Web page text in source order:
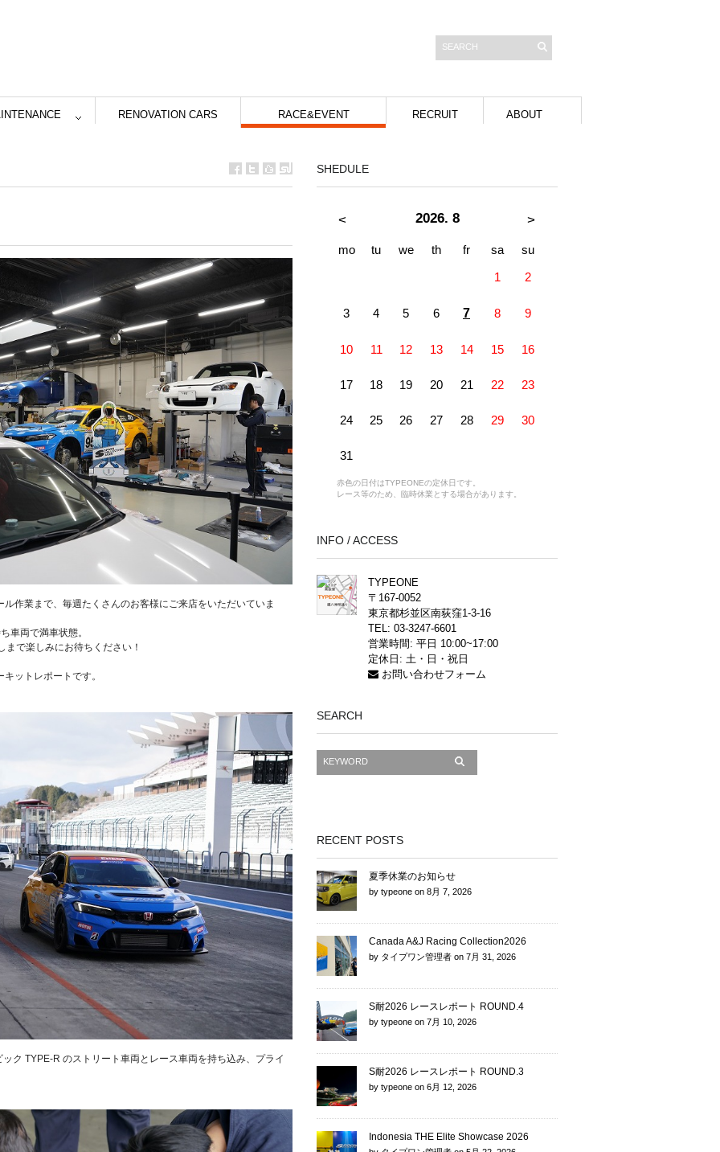
RENOVATION CARS RACE&EVENT RECRUIT ABOUT
作業まで、毎週たくさんのお客様にご来店をいただいていま
車両で満車状態。
で楽しみにお待ちください！
ットレポートです。
ク TYPE-R のストリート車両とレース車両を持ち込み、プライ
SHEDULE
2026. 8
< >
mo tu we th fr sa
su
1
2
3 4 5 6 7 8 9
10 11 12 13 14 15 16
17 18 19 20 21 22 23
24 25 26 27 28 29 30
31
赤色の日付はTYPEONEの定休日です。
レース等のため、臨時休業とする場合があります。
INFO / ACCESS
TYPEONE
〒167-0052
東京都杉並区南荻窪1-3-16
TEL: 03-3247-6601
営業時間: 平日 10:00~17:00
定休日: 土・日・祝日
お問い合わせフォーム
SEARCH
RECENT POSTS
夏季休業のお知らせ
by typeone on 8月 7, 2026
Canada A&J Racing Collection2026
by タイプワン管理者 on 7月 31, 2026
S耐2026 レースレポート ROUND.4
by typeone on 7月 10, 2026
S耐2026 レースレポート ROUND.3
by typeone on 6月 12, 2026
Indonesia THE Elite Showcase 2026